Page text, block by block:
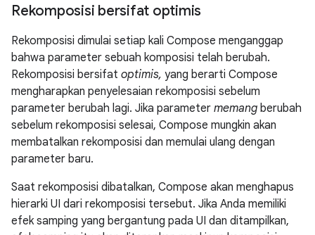
Rekomposisi bersifat optimis
Rekomposisi dimulai setiap kali Compose menganggap
bahwa parameter sebuah komposisi telah berubah.
Rekomposisi bersifat optimis, yang berarti Compose
mengharapkan penyelesaian rekomposisi sebelum
parameter berubah lagi. Jika parameter memang berubah
sebelum rekomposisi selesai, Compose mungkin akan
membatalkan rekomposisi dan memulai ulang dengan
parameter baru.
Saat rekomposisi dibatalkan, Compose akan menghapus
hierarki UI dari rekomposisi tersebut. Jika Anda memiliki
efek samping yang bergantung pada UI dan ditampilkan,